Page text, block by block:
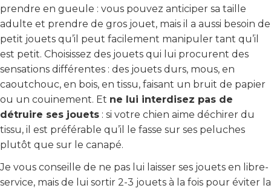
prendre en gueule : vous pouvez anticiper sa taille
adulte et prendre de gros jouet, mais il a aussi besoin de
petit jouets qu’il peut facilement manipuler tant qu’il
est petit. Choisissez des jouets qui lui procurent des
sensations différentes : des jouets durs, mous, en
caoutchouc, en bois, en tissu, faisant un bruit de papier
ou un couinement. Et ne lui interdisez pas de
détruire ses jouets : si votre chien aime déchirer du
tissu, il est préférable qu’il le fasse sur ses peluches
plutôt que sur le canapé.
Je vous conseille de ne pas lui laisser ses jouets en libre-
service, mais de lui sortir 2-3 jouets à la fois pour éviter la